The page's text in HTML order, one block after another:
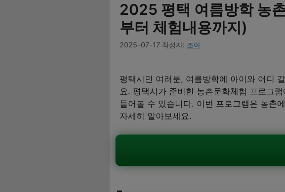
2025 평택 여름방학 농
부터 체험내용까지)
2025-07-17 작성자: 조아
평택시민 여러분, 여름방학에 아이와 어디
요. 평택시가 준비한 농촌문화체험 프로그
들어볼 수 있습니다. 이번 프로그램은 농촌
자세히 알아보세요.